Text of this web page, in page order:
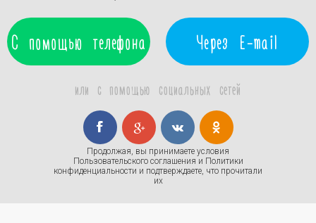
С помощью телефона Через E-mail
или с помощью социальных сетей
Продолжая, вы принимаете условия
Пользовательского соглашения и Политики
конфиденциальности и подтверждаете, что прочитали
их